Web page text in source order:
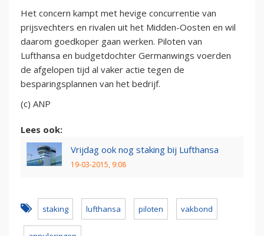
Het concern kampt met hevige concurrentie van
prijsvechters en rivalen uit het Midden-Oosten en wil
daarom goedkoper gaan werken. Piloten van
Lufthansa en budgetdochter Germanwings voerden
de afgelopen tijd al vaker actie tegen de
besparingsplannen van het bedrijf.
(c) ANP
Lees ook:
Vrijdag ook nog staking bij Lufthansa
19-03-2015, 9:08
staking lufthansa piloten vakbond